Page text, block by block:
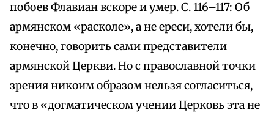
побоев Флавиан вскоре и умер. С. 116–117: Об
армянском «расколе», а не ереси, хотели бы,
конечно, говорить сами представители
армянской Церкви. Но с православной точки
зрения никоим образом нельзя согласиться,
что в «догматическом учении Церковь эта не